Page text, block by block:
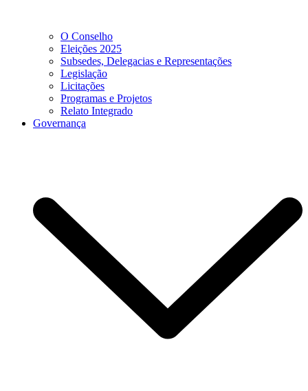
O Conselho
Eleições 2025
Subsedes, Delegacias e Representações
Legislação
Licitações
Programas e Projetos
Relato Integrado
Governança